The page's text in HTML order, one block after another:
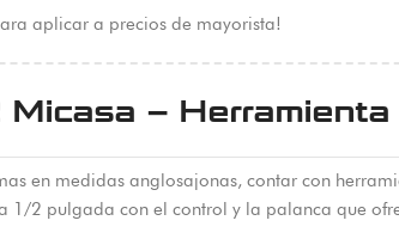
aplicar a precios de mayorista!
–
en medidas anglosajonas, contar con
1/2 pulgada con el control y la palanca que